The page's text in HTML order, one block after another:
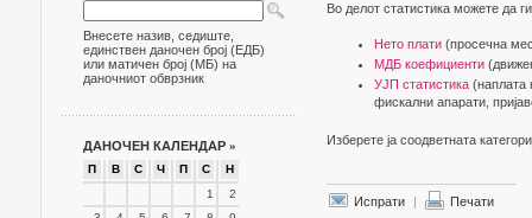
Внесете назив, седиште,
единствен даночен број (ЕДБ)
или матичен број (МБ) на
даночниот обврзник
ДАНОЧЕН КАЛЕНДАР »
П В С Ч П С
Н
1
2
Во делот статистика можете да
Нето плати (просечна
МДБ коефициенти
УЈП статистика (наплата
фискални апарати,
Изберете ја соодветната
Испрати | Печати